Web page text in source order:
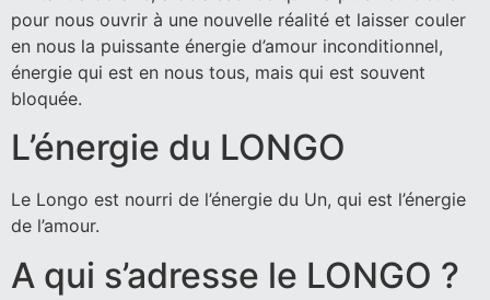
pour nous ouvrir à une nouvelle réalité et laisser couler
en nous la puissante énergie d’amour inconditionnel,
énergie qui est en nous tous, mais qui est souvent
bloquée.
L’énergie du LONGO
Le Longo est nourri de l’énergie du Un, qui est l’énergie
de l’amour.
A qui s’adresse le LONGO ?